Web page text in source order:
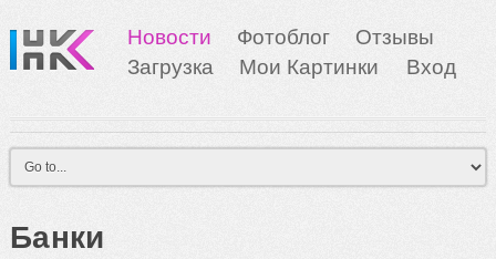
Новости Фотоблог
Отзывы
Загрузка
Мои Картинки Вход
Банки